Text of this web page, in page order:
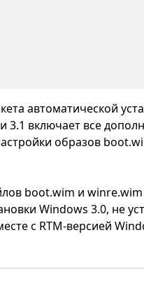
автоматической
3.1 включает все
образов
boot.wim и winre.wim
Windows 3.0, не
с RTM-версией